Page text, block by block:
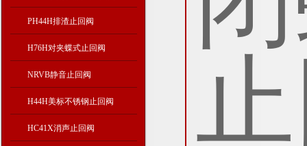
PH44H排渣止回阀
H76H对夹蝶式止回阀
NRVB静音止回阀
H44H美标不锈钢止回阀
HC41X消声止回阀